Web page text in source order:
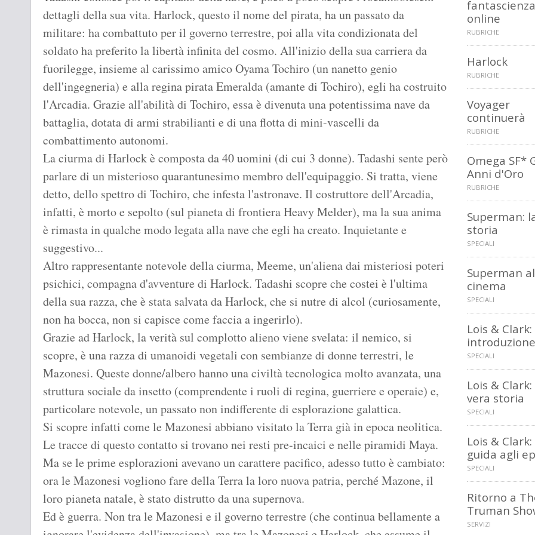
dettagli della sua vita. Harlock, questo il nome del pirata, ha un passato da
militare: ha combattuto per il governo terrestre, poi alla vita condizionata del
soldato ha preferito la libertà infinita del cosmo. All'inizio della sua carriera da
fuorilegge, insieme al carissimo amico Oyama Tochiro (un nanetto genio
dell'ingegneria) e alla regina pirata Emeralda (amante di Tochiro), egli ha costruito
l'Arcadia. Grazie all'abilità di Tochiro, essa è divenuta una potentissima nave da
battaglia, dotata di armi strabilianti e di una flotta di mini-vascelli da
combattimento autonomi.
La ciurma di Harlock è composta da 40 uomini (di cui 3 donne). Tadashi sente però
parlare di un misterioso quarantunesimo membro dell'equipaggio. Si tratta, viene
detto, dello spettro di Tochiro, che infesta l'astronave. Il costruttore dell'Arcadia,
infatti, è morto e sepolto (sul pianeta di frontiera Heavy Melder), ma la sua anima
è rimasta in qualche modo legata alla nave che egli ha creato. Inquietante e
suggestivo...
Altro rappresentante notevole della ciurma, Meeme, un'aliena dai misteriosi poteri
psichici, compagna d'avventure di Harlock. Tadashi scopre che costei è l'ultima
della sua razza, che è stata salvata da Harlock, che si nutre di alcol (curiosamente,
non ha bocca, non si capisce come faccia a ingerirlo).
Grazie ad Harlock, la verità sul complotto alieno viene svelata: il nemico, si
scopre, è una razza di umanoidi vegetali con sembianze di donne terrestri, le
Mazonesi. Queste donne/albero hanno una civiltà tecnologica molto avanzata, una
struttura sociale da insetto (comprendente i ruoli di regina, guerriere e operaie) e,
particolare notevole, un passato non indifferente di esplorazione galattica.
Si scopre infatti come le Mazonesi abbiano visitato la Terra già in epoca neolitica.
Le tracce di questo contatto si trovano nei resti pre-incaici e nelle piramidi Maya.
Ma se le prime esplorazioni avevano un carattere pacifico, adesso tutto è cambiato:
ora le Mazonesi vogliono fare della Terra la loro nuova patria, perché Mazone, il
loro pianeta natale, è stato distrutto da una supernova.
Ed è guerra. Non tra le Mazonesi e il governo terrestre (che continua bellamente a
fantascienza
online
RUBRICHE
Harlock
RUBRICHE
Voyager
continuerà
RUBRICHE
Omega SF*
Anni d'Oro
RUBRICHE
Superman:
storia
SPECIALI
Superman al
cinema
SPECIALI
Lois & Clark:
introduzione
SPECIALI
Lois & Clark:
vera storia
SPECIALI
Lois & Clark:
guida agli
SPECIALI
Ritorno a
Truman
SERVIZI